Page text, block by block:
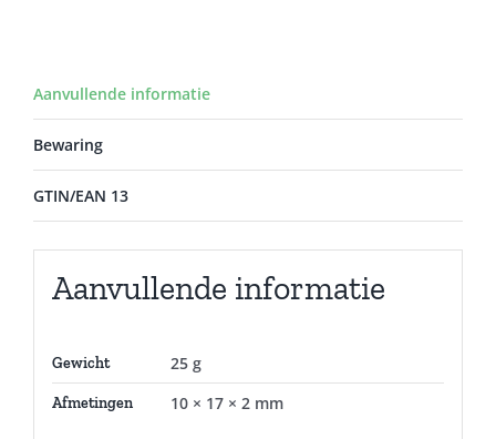
Aanvullende informatie
Bewaring
GTIN/EAN 13
Aanvullende informatie
Gewicht 25 g
Afmetingen 10 × 17 × 2 mm